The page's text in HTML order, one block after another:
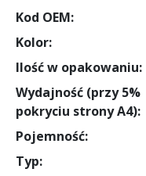
Kod OEM:
Kolor:
Ilość w opakowaniu:
Wydajność (przy 5%
pokryciu strony A4):
Pojemność:
Typ: